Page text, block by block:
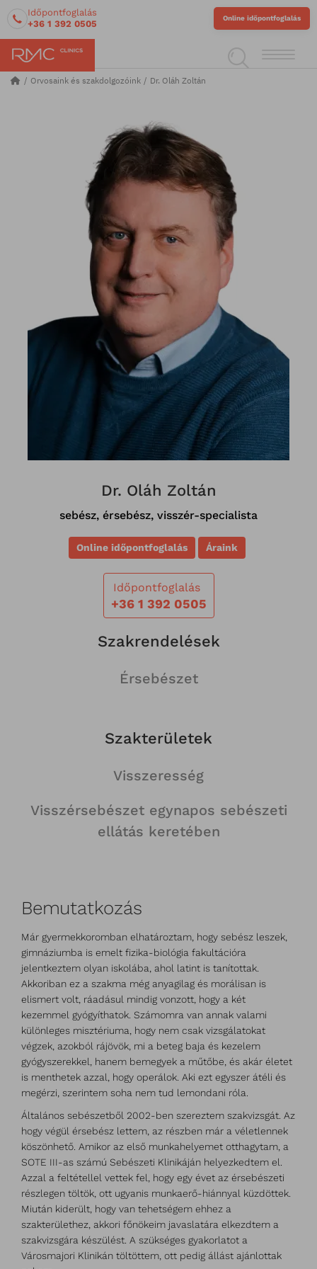
Időpontfoglalás
+36 1 392 0505
Online időpontfoglalás
Orvosaink és szakdolgozóink Dr. Oláh Zoltán
Dr. Oláh Zoltán
sebész, érsebész, visszér-specialista
Online időpontfoglalás Áraink
Időpontfoglalás
+36 1 392 0505
Szakrendelések
Érsebészet
Szakterületek
Visszeresség
Visszérsebészet egynapos sebészeti
ellátás keretében
Bemutatkozás
Már gyermekkoromban elhatároztam, hogy sebész leszek,
gimnáziumba is emelt fizika-biológia fakultációra
jelentkeztem olyan iskolába, ahol latint is tanítottak.
Akkoriban ez a szakma még anyagilag és morálisan is
elismert volt, ráadásul mindig vonzott, hogy a két
kezemmel gyógyíthatok. Számomra van annak valami
különleges misztériuma, hogy nem csak vizsgálatokat
végzek, azokból rájövök, mi a beteg baja és kezelem
gyógyszerekkel, hanem bemegyek a műtőbe, és akár életet
is menthetek azzal, hogy operálok. Aki ezt egyszer átéli és
megérzi, szerintem soha nem tud lemondani róla.
Általános sebészetből 2002-ben szereztem szakvizsgát. Az
hogy végül érsebész lettem, az részben már a véletlennek
köszönhető. Amikor az első munkahelyemet otthagytam, a
SOTE III-as számú Sebészeti Klinikáján helyezkedtem el.
Azzal a feltétellel vettek fel, hogy egy évet az érsebészeti
részlegen töltök, ott ugyanis munkaerő-hiánnyal küzdöttek.
Miután kiderült, hogy van tehetségem ehhez a
szakterülethez, akkori főnökeim javaslatára elkezdtem a
szakvizsgára készülést. A szükséges gyakorlatot a
Városmajori Klinikán töltöttem, ott pedig állást ajánlottak